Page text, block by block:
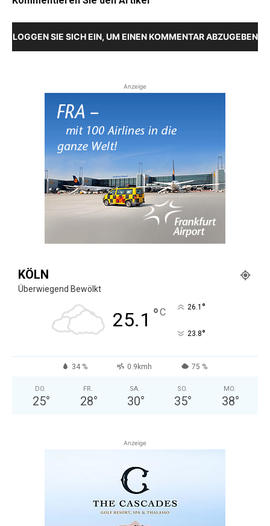
LOGGEN SIE SICH EIN, UM EINEN KOMMENTAR ABZUGEBEN
Anzeige
KÖLN
Überwiegend Bewölkt
25.1 °C 26.1 °
23.8°
34 % 0.9kmh 75 %
DO.
25°
FR.
28°
SA.
30°
SO.
35°
MO.
38°
Anzeige